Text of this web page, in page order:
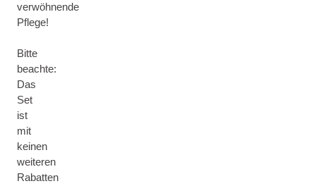
verwöhnende
Pflege!
Bitte
beachte:
Das
Set
ist
mit
keinen
weiteren
Rabatten